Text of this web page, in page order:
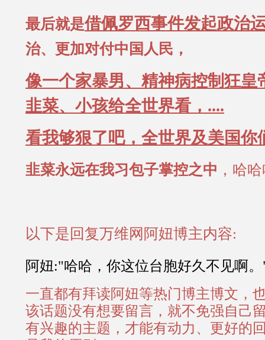
最后就是借佩罗西事件发起政治
治、更加对付中国人民，
像一个家暴男、精神病控制狂皇
韭菜、小孩给全世界看，....
看我够狠了吧，全世界及美国你
韭菜永远在我习包子掌控之中 ，哈
以下是回复万维网阿妞博主内容:
阿妞:"哈哈，你这位台胞好久不见啊
一直都有拜读阿妞等热门博主博文，
该话题没有想要留言，就不免强自己
有兴趣的主题，才能有动力、更好的